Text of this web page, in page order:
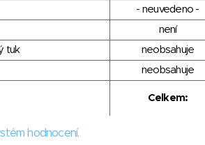
- neuvedeno -
není
tuk
neobsahuje
neobsahuje
Celkem:
hodnocení.